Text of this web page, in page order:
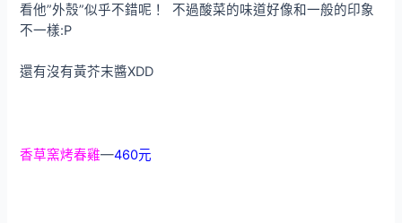
看他”外殼”似乎不錯呢！ 不過酸菜的味道好像和一般的印象
不一樣:P
還有沒有黃芥末醬XDD
香草窯烤春雞—460元